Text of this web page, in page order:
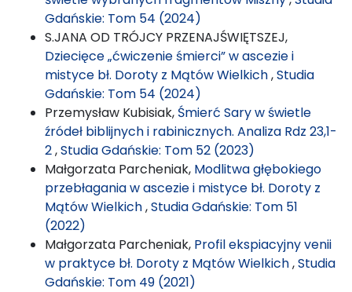
Gdańskie: Tom 54 (2024)
S.JANA OD TRÓJCY PRZENAJŚWIĘTSZEJ,
Dziecięce „ćwiczenie śmierci” w ascezie i
mistyce bł. Doroty z Mątów Wielkich,Studia
Gdańskie: Tom 54 (2024)
Przemysław Kubisiak, Śmierć Sary w świetle
źródeł biblijnych i rabinicznych. Analiza Rdz 23,1-
2,Studia Gdańskie: Tom 52 (2023)
Małgorzata Parcheniak, Modlitwa głębokiego
przebłagania w ascezie i mistyce bł. Doroty z
Mątów Wielkich,Studia Gdańskie: Tom 51
(2022)
Małgorzata Parcheniak, Profil ekspiacyjny venii
w praktyce bł. Doroty z Mątów Wielkich,Studia
Gdańskie: Tom 49 (2021)